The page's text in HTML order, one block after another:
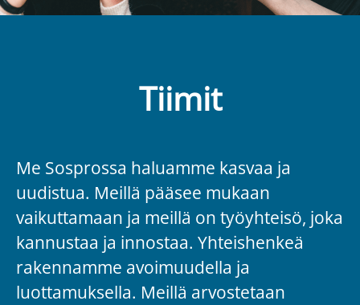
Tiimit
Me Sosprossa haluamme kasvaa ja
uudistua. Meillä pääsee mukaan
vaikuttamaan ja meillä on työyhteisö, joka
kannustaa ja innostaa. Yhteishenkeä
rakennamme avoimuudella ja
luottamuksella. Meillä arvostetaan